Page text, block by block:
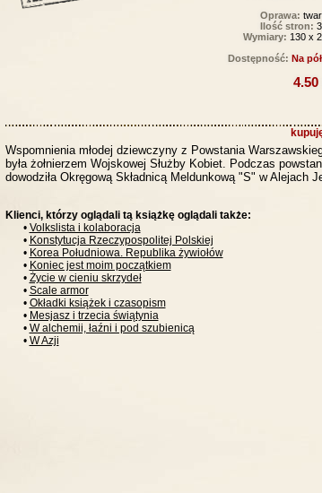
Oprawa:
Ilość stron:
Wymiary: 130 x
Dostępność: Na
4.50
Wspomnienia młodej dziewczyny z Powstania
była żołnierzem Wojskowej Służby Kobiet. Podczas
dowodziła Okręgową Składnicą Meldunkową "S" w Alejach
Klienci, którzy oglądali tą książkę oglądali także:
• Volkslista i kolaboracja
• Konstytucja Rzeczypospolitej Polskiej
• Korea Południowa. Republika żywiołów
• Koniec jest moim początkiem
• Życie w cieniu skrzydeł
• Scale armor
• Okładki książek i czasopism
• Mesjasz i trzecia świątynia
• W alchemii, łaźni i pod szubienicą
• W Azji